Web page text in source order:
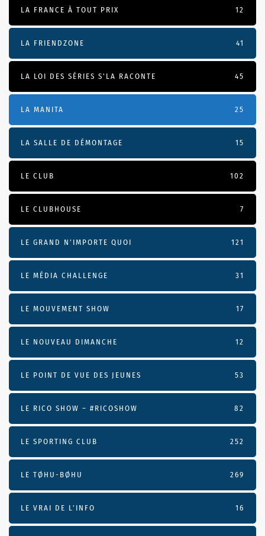
LA FRANCE À TOUT PRIX 12
LA FRIENDZONE 41
LA LOI DES SÉRIES S'LA RACONTE 45
LA MANITA 25
LA SALLE DE DÉMONTAGE 15
LE CLUB 102
LE CLUBHOUSE 7
LE GRAND N’IMPORTE QUOI 121
LE MÉDIA CHALLENGE 31
LE MOUVEMENT SHOW 17
LE NOUVEAU DIMANCHE 12
LE POINT DE VUE DES JEUNES 53
LE RICO SHOW – #RICOSHOW 82
LE SPORTING CLUB 252
LE TØHU-BØHU 269
LE VRAI DE L’INFO 16